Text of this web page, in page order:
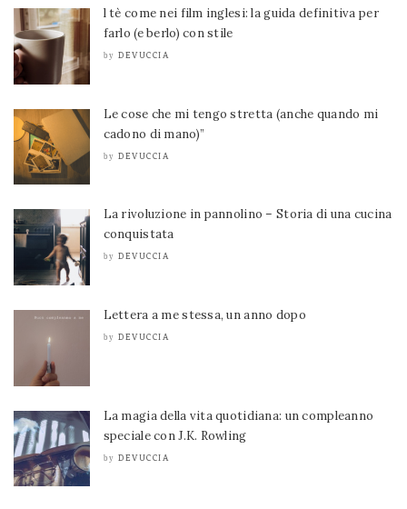
l tè come nei film inglesi: la guida definitiva per
farlo (e berlo) con stile
by DEVUCCIA
Le cose che mi tengo stretta (anche quando mi
cadono di mano)”
by DEVUCCIA
La rivoluzione in pannolino – Storia di una cucina
conquistata
by DEVUCCIA
Lettera a me stessa, un anno dopo
by DEVUCCIA
La magia della vita quotidiana: un compleanno
speciale con J.K. Rowling
by DEVUCCIA